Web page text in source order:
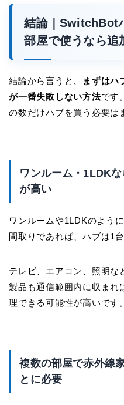
結論｜SwitchBot
部屋で使うなら追
結論から言うと、
まずはハ
が一番失敗しない方法です
の数だけハブを買う必要は
ワンルーム・1LDK
が高い
ワンルームや1LDKのよう
間取りであれば、ハブは1
テレビ、エアコン、照明
製品も通信範囲内に収まれ
理できる可能性が高いです。
複数の部屋で赤外線
とに必要